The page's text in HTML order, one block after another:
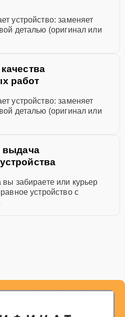
устройство: заменяет
деталью (оригинал или
работ
устройство: заменяет
деталью (оригинал или
выдача
забираете или курьер
устройство с